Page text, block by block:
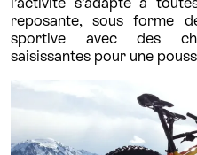
reposante, sous forme
sportive avec des
saisissantes pour une